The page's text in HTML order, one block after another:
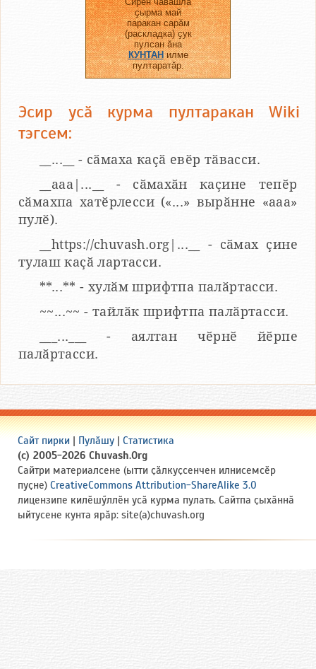
ҫырма май
паракан сарӑм
(раскладка) ҫук
пулсан ӑна
КУНТАНилме
пултаратӑр.
Эсир усӑ курма пултаракан Wiki
тэгсем:
__...__ - сӑмаха каҫӑ евӗр тӑвасси.
__aaa|...__ - сӑмахӑн каҫине тепӗр
сӑмахпа хатӗрлесси («...» вырӑнне «ааа»
пулӗ).
__https://chuvash.org|...__ - сӑмах ҫине
тулаш каҫӑ лартасси.
**...** - хулӑм шрифтпа палӑртасси.
~~...~~ - тайлӑк шрифтпа палӑртасси.
___...___ - аялтан чӗрнӗ йӗрпе
палӑртасси.
Сайт пирки | Пулӑшу | Статистика
(c) 2005-2026 Chuvash.Org
Сайтри материалсене (ытти ҫӑлкуҫсенчен илнисемсӗр
пуҫне) CreativeCommons Attribution-ShareAlike 3.0
лицензипе килӗшӳллӗн усӑ курма пулать. Сайтпа ҫыхӑннӑ
ыйтусене кунта ярӑр: site(a)chuvash.org